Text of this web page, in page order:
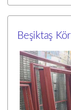
Beşiktaş Kör